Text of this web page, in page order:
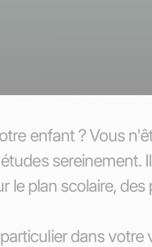
enfant ? Vous
le plan scolaire,
dans votre